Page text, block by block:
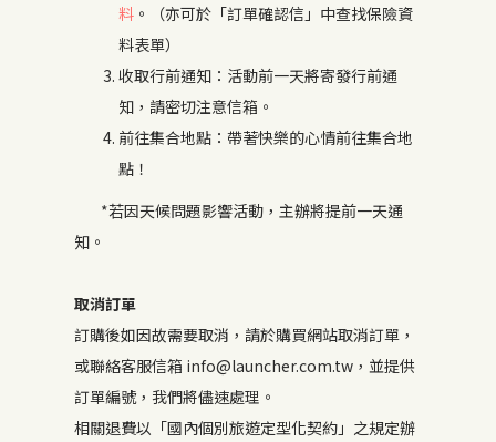
料 。（亦可於「訂單確認信」中查找保險資
料表單）
收取行前通知：活動前一天將寄發行前通
知，請密切注意信箱。
前往集合地點：帶著快樂的心情前往集合地
點！
*若因天候問題影響活動，主辦將提前一天通
知。
取消訂單
訂購後如因故需要取消，請於購買網站取消訂單，
或聯絡客服信箱 info@launcher.com.tw，並提供
訂單編號，我們將儘速處理。
相關退費以「國內個別旅遊定型化契約」之規定辦